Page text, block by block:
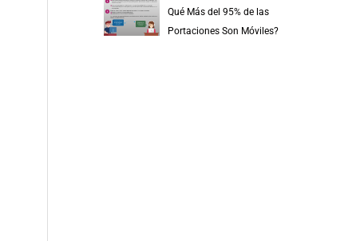
Qué Más del 95% de las
Portaciones Son Móviles?